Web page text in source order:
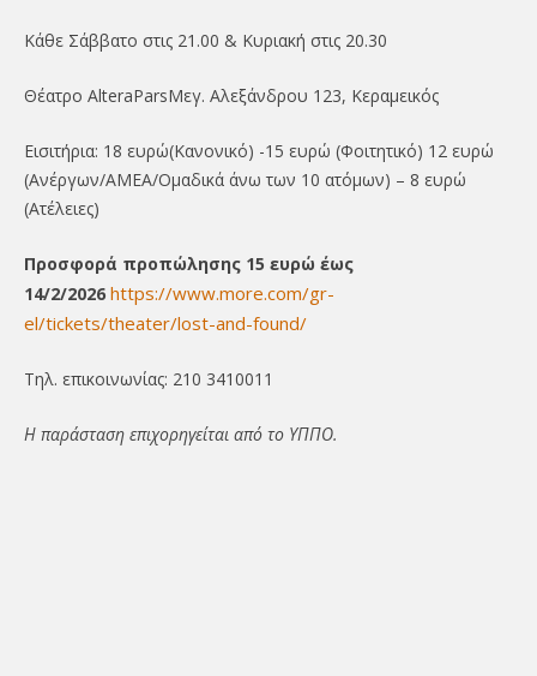
Kάθε Σάββατο στις 21.00 & Κυριακή στις 20.30
Θέατρο AlteraParsΜεγ. Αλεξάνδρου 123, Κεραμεικός
Εισιτήρια: 18 ευρώ(Κανονικό) -15 ευρώ (Φοιτητικό) 12 ευρώ
(Ανέργων/ΑΜΕΑ/Ομαδικά άνω των 10 ατόμων) – 8 ευρώ
(Ατέλειες)
Προσφορά προπώλησης 15 ευρώ έως
14/2/2026 https://www.more.com/gr-
el/tickets/theater/lost-and-found/
Τηλ. επικοινωνίας: 210 3410011
Η παράσταση επιχορηγείται από το ΥΠΠΟ.